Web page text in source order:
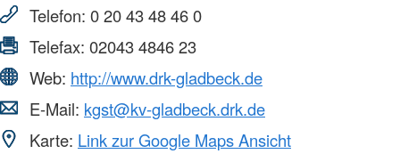
Telefon: 0 20 43 48 46 0
Telefax: 02043 4846 23
Web: http://www.drk-gladbeck.de
E-Mail: kgst@kv-gladbeck.drk.de
Karte: Link zur Google Maps Ansicht